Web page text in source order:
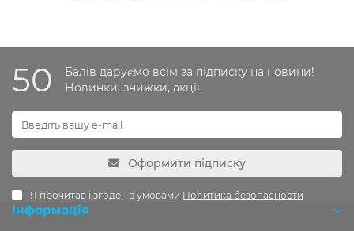
50
Балів даруємо всім за підписку на новини!
Новинки, знижки, акції.
Оформити підписку
Я прочитав і згоден з умовами Политика безопасности
Інформація